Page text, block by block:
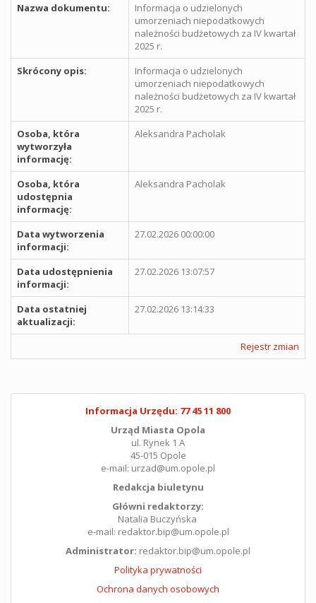
Nazwa dokumentu:
Informacja o udzielonych
umorzeniach niepodatkowych
należności budżetowych za IV kwartał
2025 r.
Skrócony opis:
Informacja o udzielonych
umorzeniach niepodatkowych
należności budżetowych za IV kwartał
2025 r.
Osoba, która
wytworzyła
informację:
Aleksandra Pacholak
Osoba, która
udostępnia
informację:
Aleksandra Pacholak
Data wytworzenia
informacji:
27.02.2026 00:00:00
Data udostępnienia
informacji:
27.02.2026 13:07:57
Data ostatniej
aktualizacji:
27.02.2026 13:14:33
Rejestr zmian
Informacja Urzędu: 77 45 11 800
Urząd Miasta Opola
ul. Rynek 1 A
45-015 Opole
e-mail: urzad@um.opole.pl
Redakcja biuletynu
Główni redaktorzy:
Natalia Buczyńska
e-mail: redaktor.bip@um.opole.pl
Administrator: redaktor.bip@um.opole.pl
Polityka prywatności
Ochrona danych osobowych